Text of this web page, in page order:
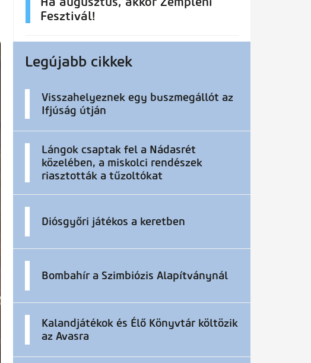
Fesztivál!
Legújabb cikkek
Visszahelyeznek egy buszmegállót az
Ifjúság útján
Lángok csaptak fel a Nádasrét
közelében, a miskolci rendészek
riasztották a tűzoltókat
Diósgyőri játékos a keretben
Bombahír a Szimbiózis Alapítványnál
Kalandjátékok és Élő Könyvtár költözik
az Avasra